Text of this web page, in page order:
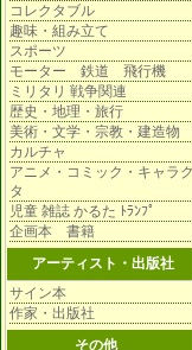
コレクタブル
趣味・組み立て
スポーツ
モーター 鉄道 飛行機
ミリタリ 戦争関連
歴史・地理・旅行
美術・文学・宗教・建造物
カルチャ
アニメ・コミック・キャラク
タ
児童 雑誌 かるた ﾄﾗﾝﾌﾟ
企画本 書籍
アーティスト・出版社
サイン本
作家・出版社
その他